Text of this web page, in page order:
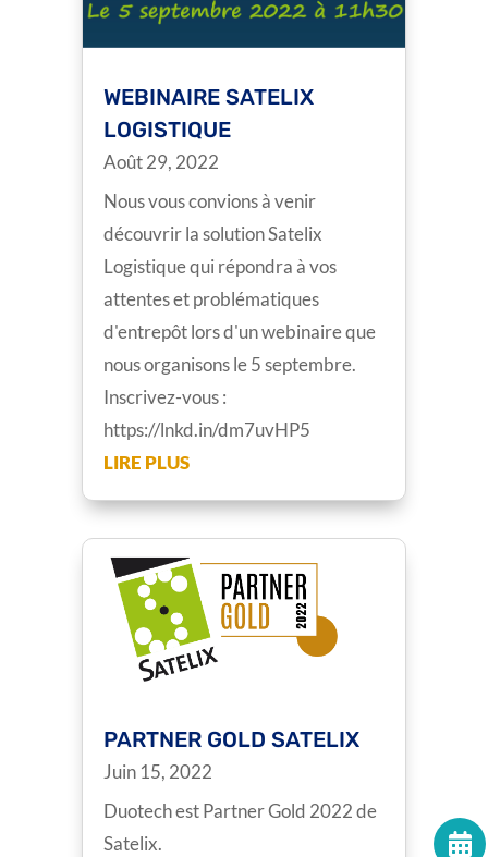
WEBINAIRE SATELIX
LOGISTIQUE
Août 29, 2022
Nous vous convions à venir
découvrir la solution Satelix
Logistique qui répondra à vos
attentes et problématiques
d'entrepôt lors d'un webinaire que
nous organisons le 5 septembre.
Inscrivez-vous :
https://lnkd.in/dm7uvHP5
LIRE PLUS
PARTNER GOLD SATELIX
Juin 15, 2022
Duotech est Partner Gold 2022 de
Satelix.